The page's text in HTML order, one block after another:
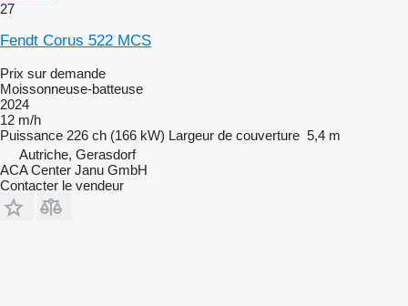
27
Fendt Corus 522 MCS
Prix sur demande
Moissonneuse-batteuse
2024
12 m/h
Puissance 226 ch (166 kW) Largeur de couverture 5,4 m
Autriche, Gerasdorf
ACA Center Janu GmbH
Contacter le vendeur